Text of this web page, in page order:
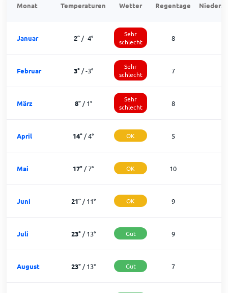
Monat Temperaturen Wetter Regentage
Januar 2°/-4°
Sehr
schlecht
8
Februar 3°/-3°
Sehr
schlecht
7
März 8°/1°
Sehr
schlecht
8
April 14° /4° OK 5
Mai 17° /7° OK 10
Juni 21°/11° OK 9
Juli 23°/13° Gut 9
August 23°/13° Gut 7